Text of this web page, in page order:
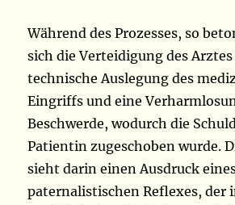
Während des Prozesses, so
sich die Verteidigung des
technische Auslegung des
Eingriffs und eine
Beschwerde, wodurch die
Patientin zugeschoben wurde.
sieht darin einen Ausdruck
paternalistischen Reflexes, der